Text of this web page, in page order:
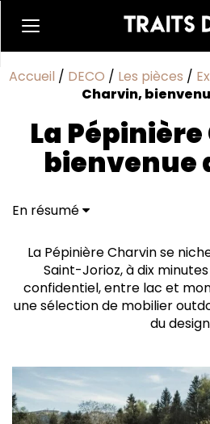
Accueil / DECO / Les pièces /
Charvin,
La
bienvenue
En résumé
La Pépinière Charvin se
Saint-Jorioz, à dix minutes
confidentiel, entre lac et
une sélection de mobilier
du